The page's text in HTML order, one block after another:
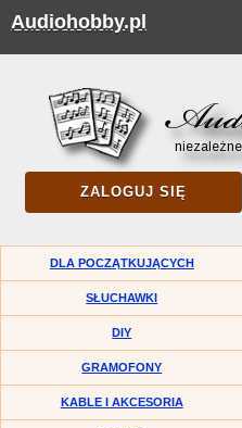
Audiohobby.pl
ZALOGUJ SIĘ
DLA POCZĄTKUJĄCYCH
SŁUCHAWKI
DIY
GRAMOFONY
KABLE I AKCESORIA